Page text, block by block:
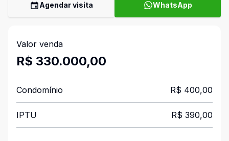
Agendar visita WhatsApp
Valor venda
R$ 330.000,00
Condomínio R$ 400,00
IPTU R$ 390,00